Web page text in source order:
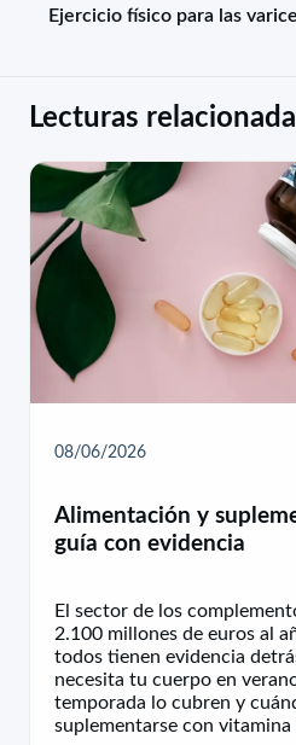
Ejercicio físico para las
Lecturas
08/06/2026
Alimentación y
guía con evidencia
El sector de los
2.100 millones de euros al
todos tienen evidencia
necesita tu cuerpo en
temporada lo cubren y
suplementarse con vitamina